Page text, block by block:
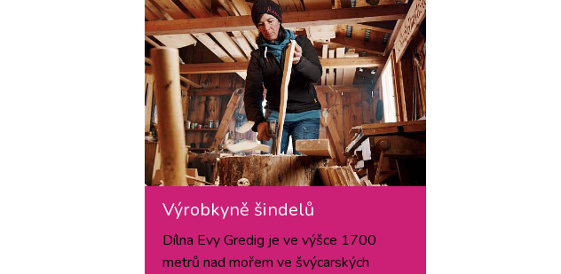
Výrobkyně šindelů
Dílna Evy Gredig je ve výšce 1700
metrů nad mořem ve švýcarských